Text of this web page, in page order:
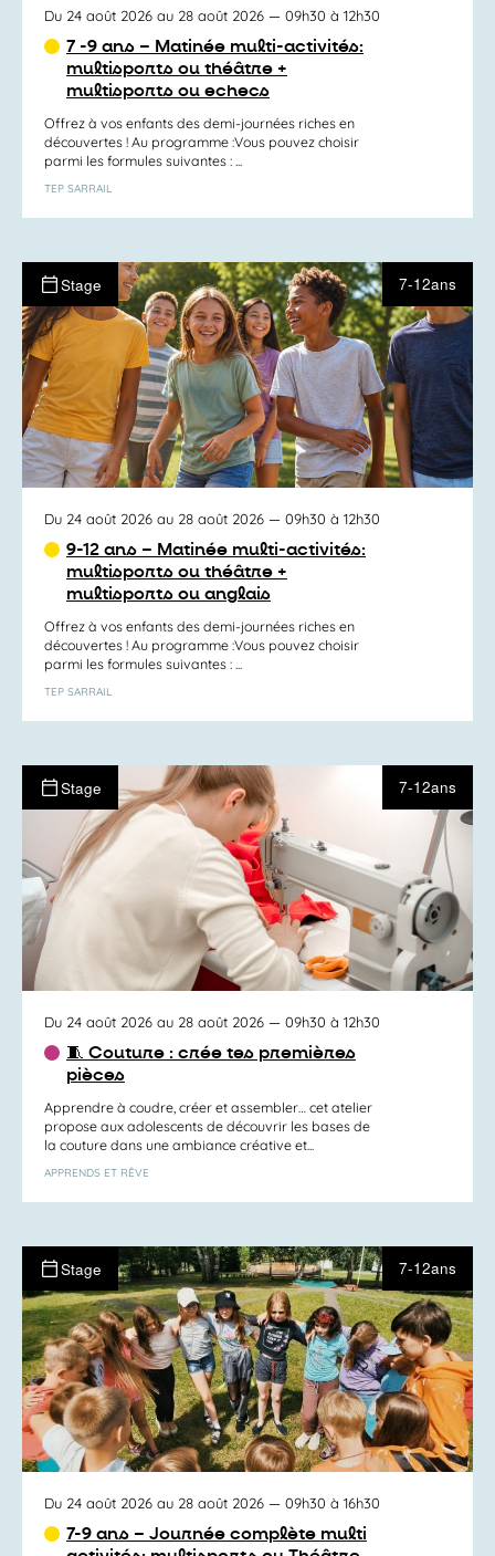
Du 24 août 2026 au 28 août 2026 — 09h30 à 12h30
7 -9 ans – Matinée multi-activités:
multisports ou théâtre +
multisports ou echecs
Offrez à vos enfants des demi-journées riches en
découvertes ! Au programme :Vous pouvez choisir
parmi les formules suivantes : ...
TEP SARRAIL
Stage 7-12ans
Du 24 août 2026 au 28 août 2026 — 09h30 à 12h30
9-12 ans – Matinée multi-activités:
multisports ou théâtre +
multisports ou anglais
Offrez à vos enfants des demi-journées riches en
découvertes ! Au programme :Vous pouvez choisir
parmi les formules suivantes : ...
TEP SARRAIL
Stage 7-12ans
Du 24 août 2026 au 28 août 2026 — 09h30 à 12h30
🧵 Couture : crée tes premières
pièces
Apprendre à coudre, créer et assembler… cet atelier
propose aux adolescents de découvrir les bases de
la couture dans une ambiance créative et...
APPRENDS ET RÊVE
Stage 7-12ans
Du 24 août 2026 au 28 août 2026 — 09h30 à 16h30
7-9 ans – Journée complète multi